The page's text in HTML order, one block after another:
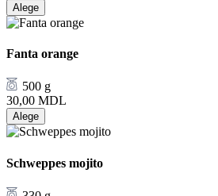
Alege
Fanta orange
500 g
30,00 MDL
Alege
Schweppes mojito